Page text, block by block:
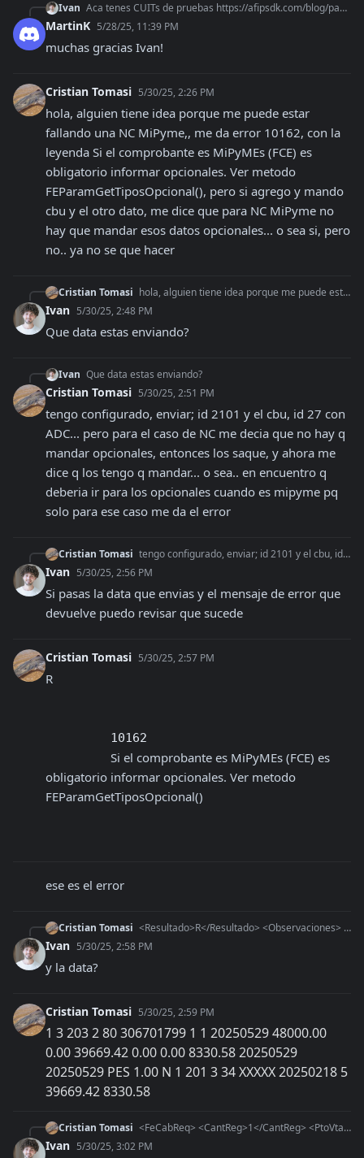
Ivan Aca tenes CUITs de pruebas https://afipsdk.com/blog/padron-solucion-a-no-existe-persona-con-ese-id/#soluci%C3%B3n-1-modo-desarrollo
MartinK 5/28/25, 11:39 PM
muchas gracias Ivan!
Cristian Tomasi 5/30/25, 2:26 PM
hola, alguien tiene idea porque me puede estar
fallando una NC MiPyme,, me da error 10162, con la
leyenda Si el comprobante es MiPyMEs (FCE) es
obligatorio informar opcionales. Ver metodo
FEParamGetTiposOpcional(), pero si agrego y mando
cbu y el otro dato, me dice que para NC MiPyme no
hay que mandar esos datos opcionales... o sea si, pero
no.. ya no se que hacer
Cristian Tomasi hola, alguien tiene idea porque me puede estar fallando una NC MiPyme,, me da error 10162, con la leyenda Si el comprobante es MiPyMEs (FCE) es obligatorio info
Ivan 5/30/25, 2:48 PM
Que data estas enviando?
Ivan Que data estas enviando?
Cristian Tomasi 5/30/25, 2:51 PM
tengo configurado, enviar; id 2101 y el cbu, id 27 con
ADC... pero para el caso de NC me decia que no hay q
mandar opcionales, entonces los saque, y ahora me
dice q los tengo q mandar... o sea.. en encuentro q
deberia ir para los opcionales cuando es mipyme pq
solo para ese caso me da el error
Cristian Tomasi tengo configurado, enviar; id 2101 y el cbu, id 27 con ADC... pero para el caso de NC me decia que no hay q mandar opcionales, entonces los saque, y ahora me di
Ivan 5/30/25, 2:56 PM
Si pasas la data que envias y el mensaje de error que
devuelve puedo revisar que sucede
Cristian Tomasi 5/30/25, 2:57 PM
R
10162
Si el comprobante es MiPyMEs (FCE) es
obligatorio informar opcionales. Ver metodo
FEParamGetTiposOpcional()
ese es el error
Cristian Tomasi <Resultado>R</Resultado> <Observaciones> <Obs> <Code>10162</Code> <Msg>Si el comprobante es
Ivan 5/30/25, 2:58 PM
y la data?
Cristian Tomasi 5/30/25, 2:59 PM
1 3203280306701799 1 1 2025052948000.00
0.0039669.420.000.008330.5820250529
20250529 PES 1.00 N 1 201 334XXXXX20250218 5
39669.428330.58
Cristian Tomasi <FeCabReq> <CantReg>1</CantReg> <PtoVta>3</PtoVta> <CbteTipo>203</CbteTipo> </FeCabReq> <FeDetReq> <FECAEDetRequest>
Ivan 5/30/25, 3:02 PM